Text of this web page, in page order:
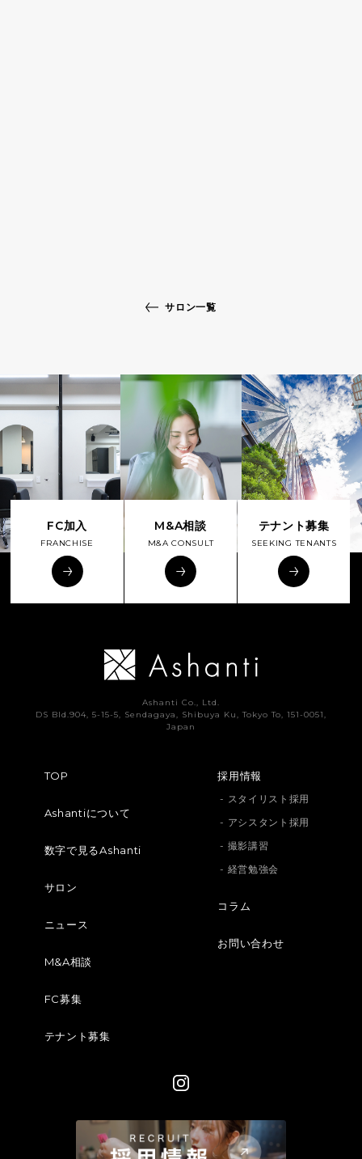
サロン一覧
FC加入
FRANCHISE
M&A相談
M&A CONSULT
テナント募集
SEEKING TENANTS
Ashanti Co., Ltd.
DS Bld.904, 5-15-5, Sendagaya, Shibuya Ku, Tokyo To, 151-0051,
Japan
TOP
Ashantiについて
数字で見るAshanti
サロン
ニュース
M&A相談
FC募集
テナント募集
採用情報
- スタイリスト採用
- アシスタント採用
- 撮影講習
- 経営勉強会
コラム
お問い合わせ